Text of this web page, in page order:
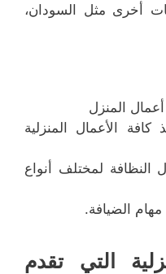
أخرى مثل السودان،
أعمال المنزل
كافة الأعمال المنزلية
النظافة لمختلف أنواع
مهام الضيافة.
التي تقدم